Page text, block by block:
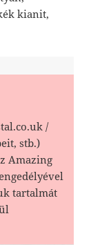
kianit,
/
stb.)
Amazing
tartalmát